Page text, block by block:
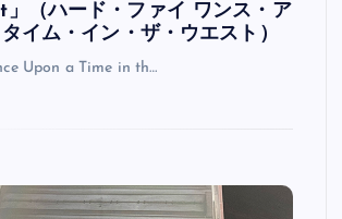
（ハード・ファイ ワンス・ア
イム・イン・ザ・ウエスト）
Upon a Time in th…